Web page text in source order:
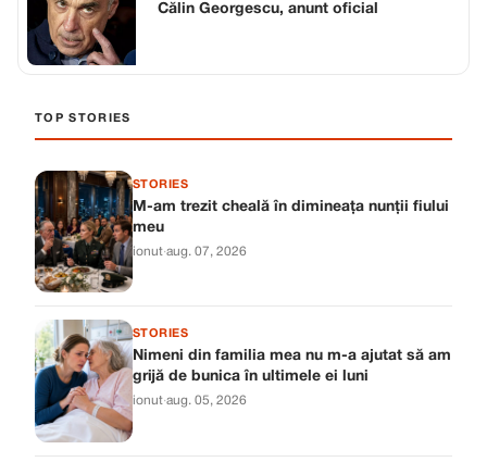
Călin Georgescu, anunt oficial
TOP STORIES
STORIES
M-am trezit cheală în dimineața nunții fiului
meu
ionut·aug. 07, 2026
STORIES
Nimeni din familia mea nu m-a ajutat să am
grijă de bunica în ultimele ei luni
ionut·aug. 05, 2026